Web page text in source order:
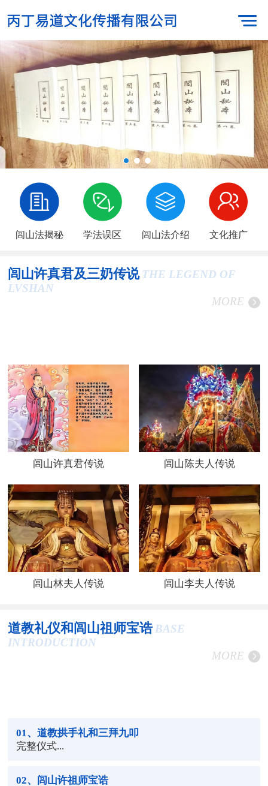
闾山法揭秘 学法误区 闾山法介绍 文化推广
闾山许真君及三奶传说 THE LEGEND OF
LVSHAN
MORE
闾山许真君传说 闾山陈夫人传说
闾山林夫人传说 闾山李夫人传说
道教礼仪和闾山祖师宝诰 BASE
INTRODUCTION
MORE
01 、道教拱手礼和三拜九叩
完整仪式...
02、闾山许祖师宝诰